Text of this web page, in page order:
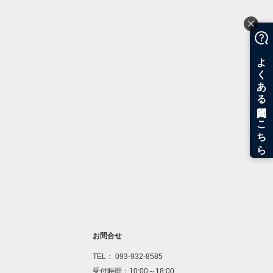
お問合せ
TEL： 093-932-8585
受付時間：10:00～18:00